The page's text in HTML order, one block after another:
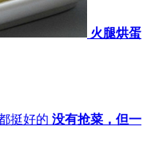
火腿烘蛋
没有抢菜，但一